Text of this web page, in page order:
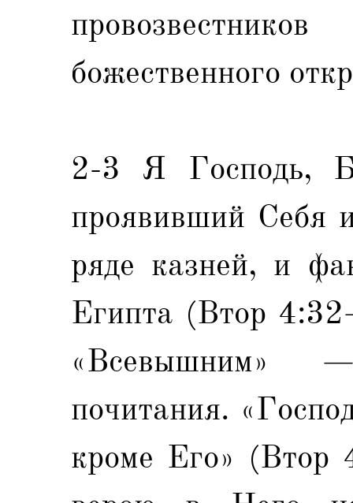
божественного
2-3 Я Господь,
проявивший Себя
ряде казней, и
Египта (Втор
«Всевышним»
почитания.
кроме Его»